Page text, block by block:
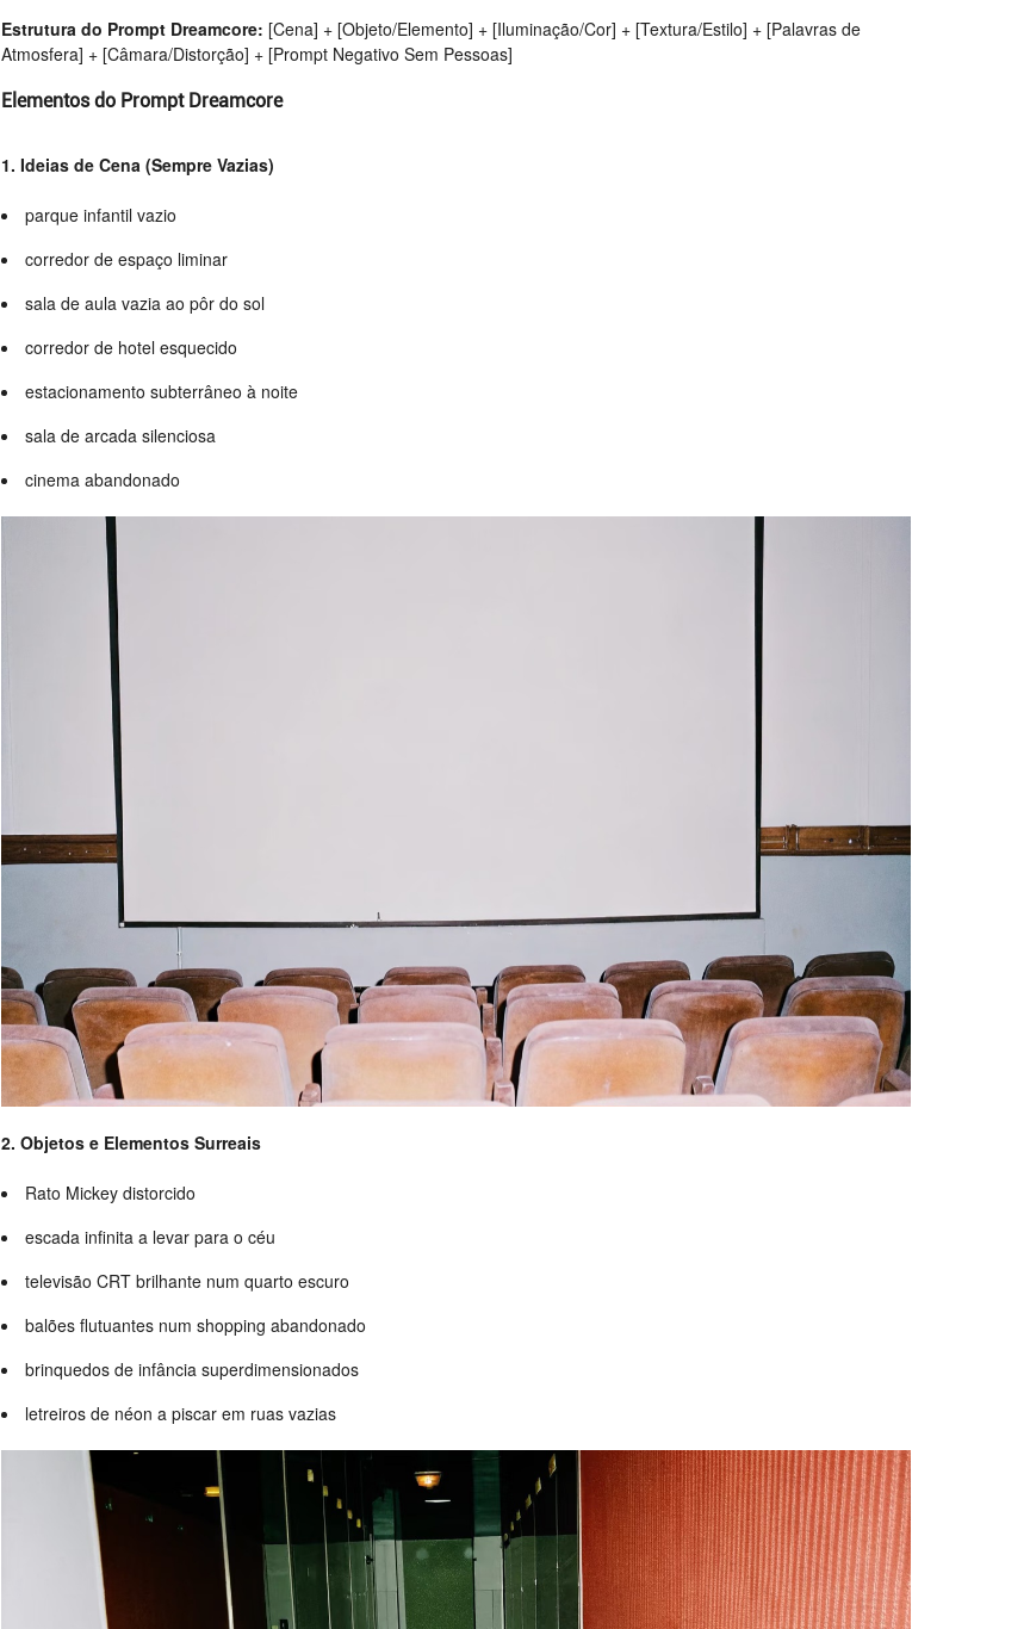
Estrutura do Prompt Dreamcore:[Cena] + [Objeto/Elemento] + [Iluminação/Cor] + [Textura/Estilo] + [Palavras de
Atmosfera] + [Câmara/Distorção] + [Prompt Negativo Sem Pessoas]
Elementos do Prompt Dreamcore
1. Ideias de Cena (Sempre Vazias)
parque infantil vazio
corredor de espaço liminar
sala de aula vazia ao pôr do sol
corredor de hotel esquecido
estacionamento subterrâneo à noite
sala de arcada silenciosa
cinema abandonado
2. Objetos e Elementos Surreais
Rato Mickey distorcido
escada infinita a levar para o céu
televisão CRT brilhante num quarto escuro
balões flutuantes num shopping abandonado
brinquedos de infância superdimensionados
letreiros de néon a piscar em ruas vazias